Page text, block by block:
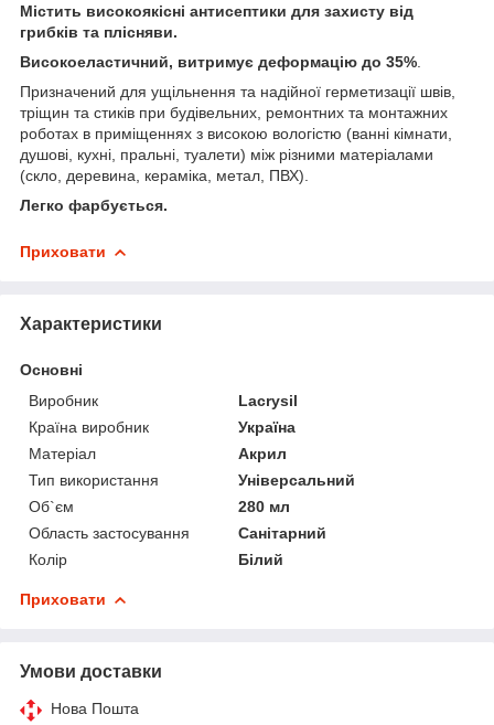
Містить високоякісні антисептики для захисту від
грибків та плісняви.
Високоеластичний, витримує деформацію до 35%
Призначений для ущільнення та надійної герметизації швів,
тріщин та стиків при будівельних, ремонтних та монтажних
роботах в приміщеннях з високою вологістю (ванні кімнати,
душові, кухні, пральні, туалети) між різними матеріалами
(скло, деревина, кераміка, метал, ПВХ).
Легко фарбується.
Приховати
Характеристики
Основні
Виробник
Lacrysil
Країна виробник
Україна
Матеріал
Акрил
Тип використання
Універсальний
Об`єм
280 мл
Область застосування
Санітарний
Колір
Білий
Приховати
Умови доставки
Нова Пошта